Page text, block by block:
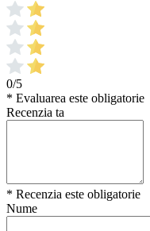
0/5
* Evaluarea este obligatorie
Recenzia ta
* Recenzia este obligatorie
Nume